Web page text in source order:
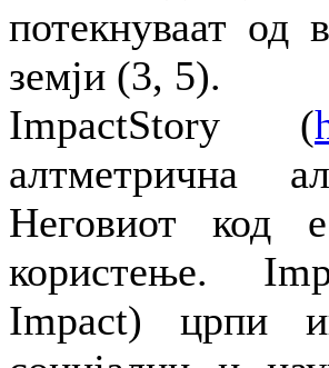
потекнуваат од
земји (3, 5).
ImpactStory (
алтметрична
Неговиот код
користење.
Impact) црпи